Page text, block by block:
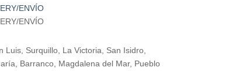
ENVÍO
ENVÍO
Luis, Surquillo, La Victoria, San Isidro,
Barranco, Magdalena del Mar, Pueblo